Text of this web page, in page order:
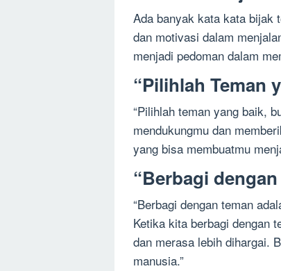
Ada banyak kata kata bijak
dan motivasi dalam
menjadi pedoman dalam
“Pilihlah Teman
“Pilihlah teman yang baik,
mendukungmu dan
yang bisa membuatmu
“Berbagi dengan
“Berbagi dengan teman
Ketika kita berbagi dengan
dan merasa lebih dihargai.
manusia.”